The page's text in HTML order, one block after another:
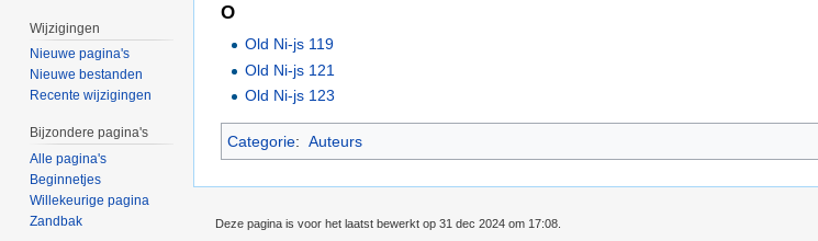
O
Old Ni-js 119
Old Ni-js 121
Old Ni-js 123
Categorie: Auteurs
Wijzigingen
Nieuwe pagina's
Nieuwe bestanden
Recente wijzigingen
Bijzondere pagina's
Alle pagina's
Beginnetjes
Willekeurige pagina
Zandbak
Deze pagina is voor het laatst bewerkt op 31 dec 2024 om 17:08.